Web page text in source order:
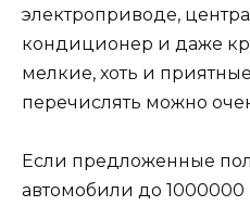
электроприводе,
кондиционер и даже
мелкие, хоть и
перечислять можно
Если предложенные
автомобили до 1000000